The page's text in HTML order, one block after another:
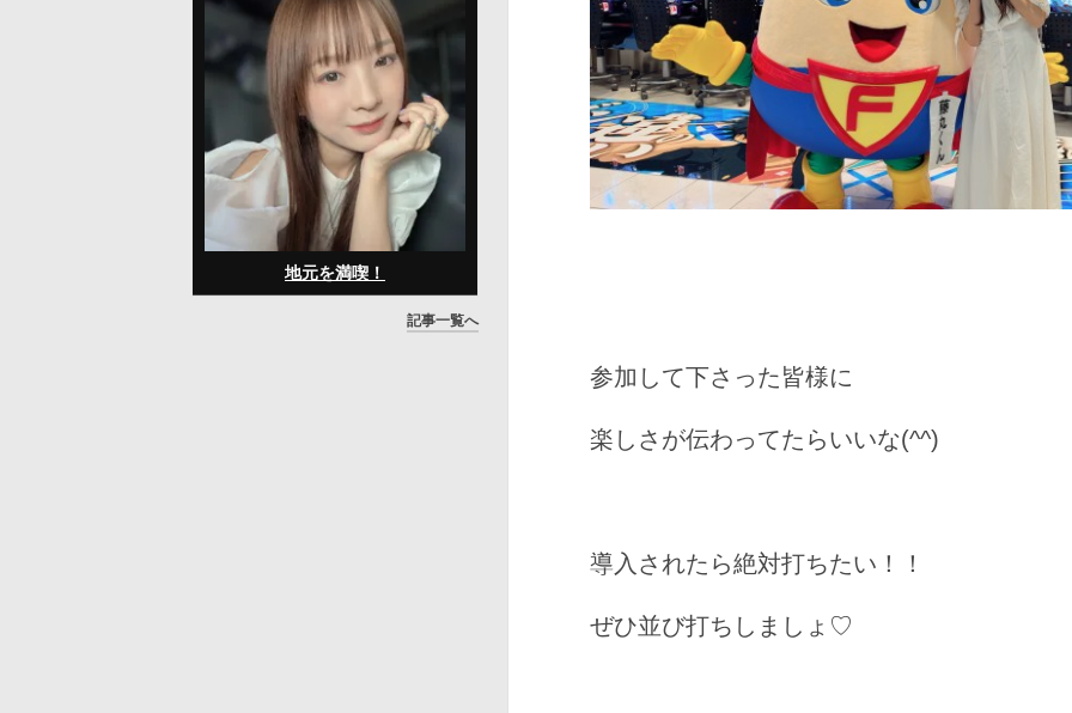
地元を満喫！
記事一覧へ
参加して下さった皆様に
楽しさが伝わってたらいいな(^^)
導入されたら絶対打ちたい！！
ぜひ並び打ちしましょ♡